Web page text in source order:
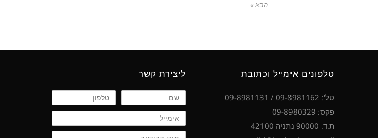
הבא »
טלפונים אימייל וכתובת
טל': 09-8981162 / 09-8981131
פקס: 09-8980329
ת.ד. 90000 נתניה 42100
ליצירת קשר
שם
טלפון
אימייל
תוכן